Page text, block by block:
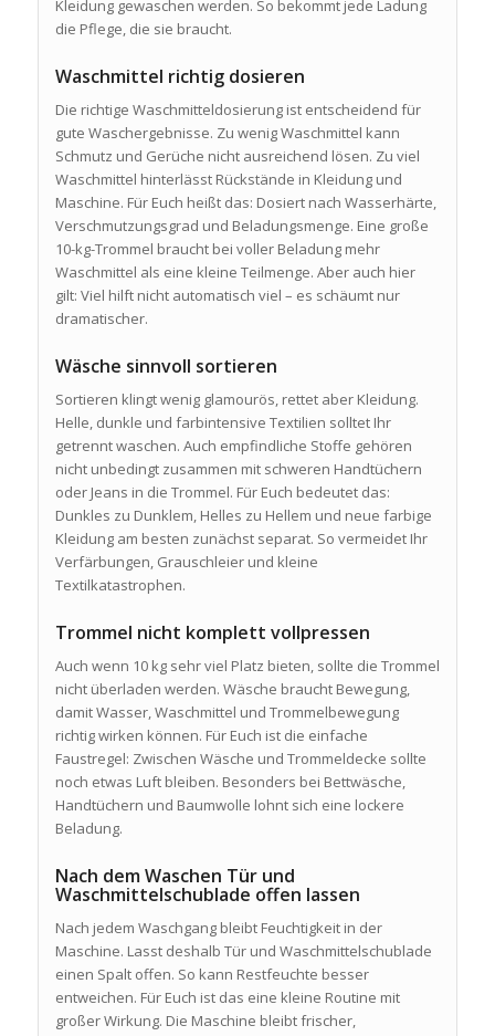
Kleidung gewaschen werden. So bekommt jede Ladung
die Pflege, die sie braucht.
Waschmittel richtig dosieren
Die richtige Waschmitteldosierung ist entscheidend für
gute Waschergebnisse. Zu wenig Waschmittel kann
Schmutz und Gerüche nicht ausreichend lösen. Zu viel
Waschmittel hinterlässt Rückstände in Kleidung und
Maschine. Für Euch heißt das: Dosiert nach Wasserhärte,
Verschmutzungsgrad und Beladungsmenge. Eine große
10-kg-Trommel braucht bei voller Beladung mehr
Waschmittel als eine kleine Teilmenge. Aber auch hier
gilt: Viel hilft nicht automatisch viel – es schäumt nur
dramatischer.
Wäsche sinnvoll sortieren
Sortieren klingt wenig glamourös, rettet aber Kleidung.
Helle, dunkle und farbintensive Textilien solltet Ihr
getrennt waschen. Auch empfindliche Stoffe gehören
nicht unbedingt zusammen mit schweren Handtüchern
oder Jeans in die Trommel. Für Euch bedeutet das:
Dunkles zu Dunklem, Helles zu Hellem und neue farbige
Kleidung am besten zunächst separat. So vermeidet Ihr
Verfärbungen, Grauschleier und kleine
Textilkatastrophen.
Trommel nicht komplett vollpressen
Auch wenn 10 kg sehr viel Platz bieten, sollte die Trommel
nicht überladen werden. Wäsche braucht Bewegung,
damit Wasser, Waschmittel und Trommelbewegung
richtig wirken können. Für Euch ist die einfache
Faustregel: Zwischen Wäsche und Trommeldecke sollte
noch etwas Luft bleiben. Besonders bei Bettwäsche,
Handtüchern und Baumwolle lohnt sich eine lockere
Beladung.
Nach dem Waschen Tür und
Waschmittelschublade offen lassen
Nach jedem Waschgang bleibt Feuchtigkeit in der
Maschine. Lasst deshalb Tür und Waschmittelschublade
einen Spalt offen. So kann Restfeuchte besser
entweichen. Für Euch ist das eine kleine Routine mit
großer Wirkung. Die Maschine bleibt frischer,